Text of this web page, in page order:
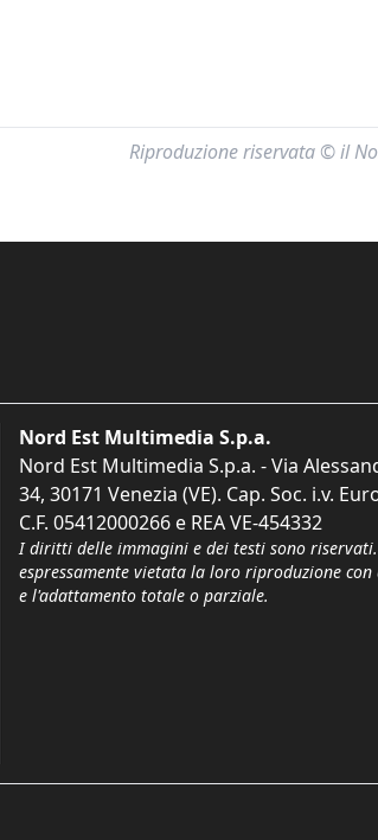
Riproduzione riservata © il
Nord Est Multimedia S.p.a.
Nord Est Multimedia S.p.a. - Via
34, 30171 Venezia (VE). Cap. Soc. i.v.
C.F. 05412000266 e REA VE-454332
I diritti delle immagini e dei testi sono
espressamente vietata la loro riproduzione con
e l'adattamento totale o parziale.